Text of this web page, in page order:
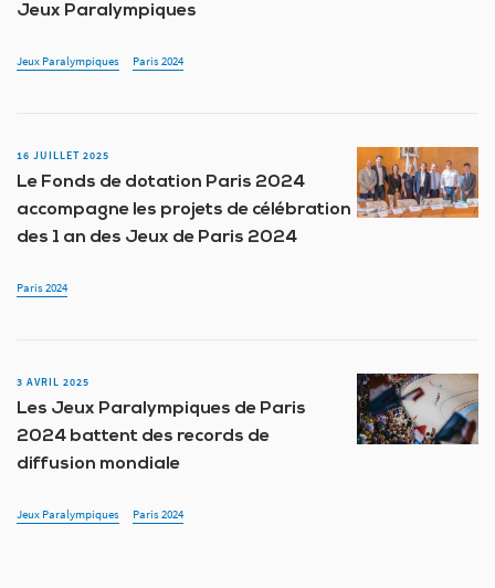
Jeux Paralympiques
Jeux Paralympiques Paris 2024
16 JUILLET 2025
Le Fonds de dotation Paris 2024
accompagne les projets de célébration
des 1 an des Jeux de Paris 2024
Paris 2024
3 AVRIL 2025
Les Jeux Paralympiques de Paris
2024 battent des records de
diffusion mondiale
Jeux Paralympiques Paris 2024